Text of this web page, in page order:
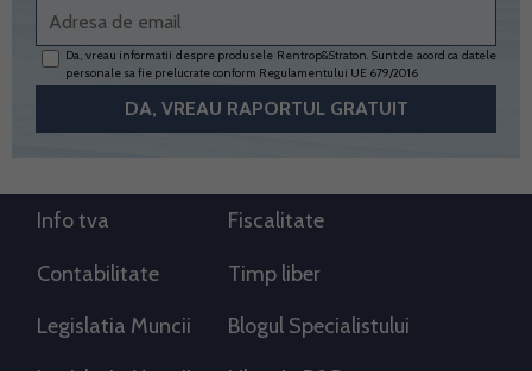
Da, vreau informatii despre produsele Rentrop&Straton. Sunt de acord ca datele
personale sa fie prelucrate conform Regulamentului UE 679/2016
Info tva Fiscalitate
Contabilitate Timp liber
Legislatia Muncii Blogul Specialistului